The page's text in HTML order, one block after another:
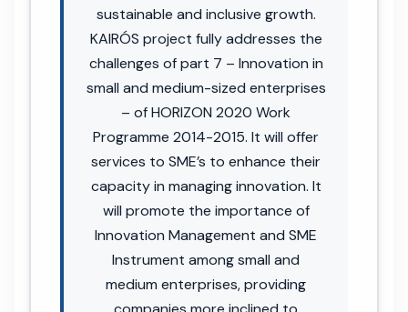
sustainable and inclusive growth.
KAIRÓS project fully addresses the
challenges of part 7 – Innovation in
small and medium-sized enterprises
– of HORIZON 2020 Work
Programme 2014-2015. It will offer
services to SME’s to enhance their
capacity in managing innovation. It
will promote the importance of
Innovation Management and SME
Instrument among small and
medium enterprises, providing